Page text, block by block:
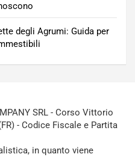
degli Agrumi: Guida per
SRL - Corso Vittorio
- Codice Fiscale e Partita
in quanto viene